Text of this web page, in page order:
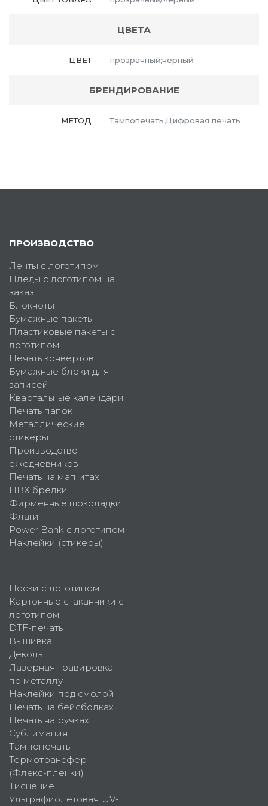
ЦВЕТА
ЦВЕТ прозрачный;черный
БРЕНДИРОВАНИЕ
МЕТОД Тампопечать,Цифровая печать
ПРОИЗВОДСТВО
Ленты с логотипом
Пледы с логотипом на
заказ
Блокноты
Бумажные пакеты
Пластиковые пакеты с
логотипом
Печать конвертов
Бумажные блоки для
записей
Квартальные календари
Печать папок
Металлические
стикеры
Производство
ежедневников
Печать на магнитах
ПВХ брелки
Фирменные шоколадки
Флаги
Power Bank с логотипом
Наклейки (стикеры)
Носки с логотипом
Картонные стаканчики с
логотипом
DTF-печать
Вышивка
Деколь
Лазерная гравировка
по металлу
Наклейки под смолой
Печать на бейсболках
Печать на ручках
Сублимация
Тампопечать
Термотрансфер
(Флекс-пленки)
Тиснение
Ультрафиолетовая UV-